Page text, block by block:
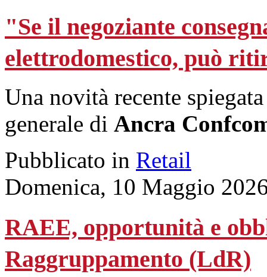
"Se il negoziante
elettrodomestico, può
Una novità recente
generale di Ancra
Pubblicato in Retail
Domenica, 10 Maggio
RAEE, opportunità e
Raggruppamento (LdR)